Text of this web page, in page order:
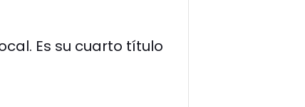
Es su cuarto título